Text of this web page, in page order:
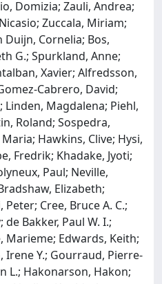
Domizia; Zauli, Andrea;
Zuccala, Miriam;
Duijn, Cornelia; Bos,
G.; Spurkland, Anne;
Xavier; Alfredsson,
Cabrero, David;
Linden, Magdalena; Piehl,
Roland; Sospedra,
Hawkins, Clive; Hysi,
Fredrik; Khadake, Jyoti;
Paul; Neville,
Elizabeth;
Peter; Cree, Bruce A. C.;
Bakker, Paul W. I.;
Marieme; Edwards, Keith;
Irene Y.; Gourraud, Pierre-
L.; Hakonarson, Hakon;